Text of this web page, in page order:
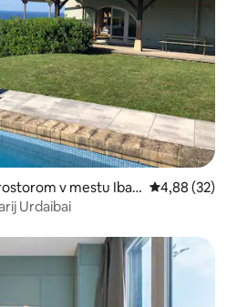
v mestu Ibar
Povprečna
4,88 (32)
Urdaibai